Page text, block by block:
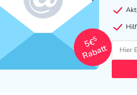
5€
5
Rabatt